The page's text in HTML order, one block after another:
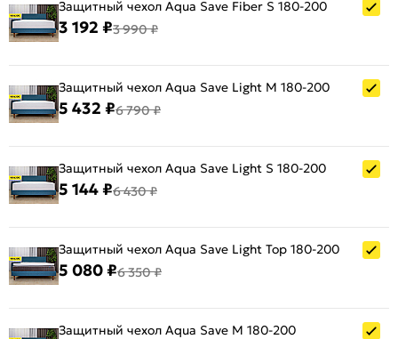
Защитный чехол Aqua Save Fiber S 180-200
3 192 ₽3 990 ₽
Защитный чехол Aqua Save Light M 180-200
5 432 ₽6 790 ₽
Защитный чехол Aqua Save Light S 180-200
5 144 ₽6 430 ₽
Защитный чехол Aqua Save Light Top 180-200
5 080 ₽6 350 ₽
Защитный чехол Aqua Save M 180-200